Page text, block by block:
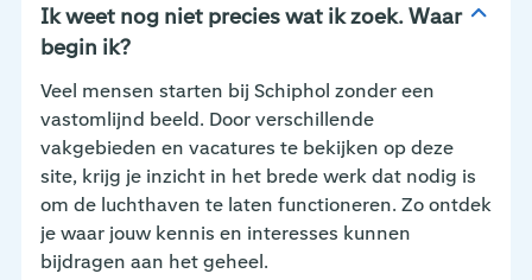
Ik weet nog niet precies wat ik zoek. Waar
begin ik?
Veel mensen starten bij Schiphol zonder een
vastomlijnd beeld. Door verschillende
vakgebieden en vacatures te bekijken op deze
site, krijg je inzicht in het brede werk dat nodig is
om de luchthaven te laten functioneren. Zo ontdek
je waar jouw kennis en interesses kunnen
bijdragen aan het geheel.